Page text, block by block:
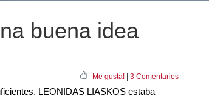
buena idea
Me gusta!| 3 Comentarios
LEONIDAS LIASKOS estaba